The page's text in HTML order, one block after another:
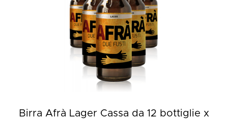
Birra Afrà Lager Cassa da 12 bottiglie x